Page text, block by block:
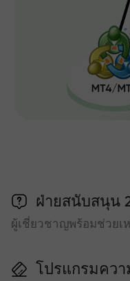
ฝ่ายสนับสนุน
ผู้เชี่ยวชาญพร้อมช่วยเ
โปรแกรมคว